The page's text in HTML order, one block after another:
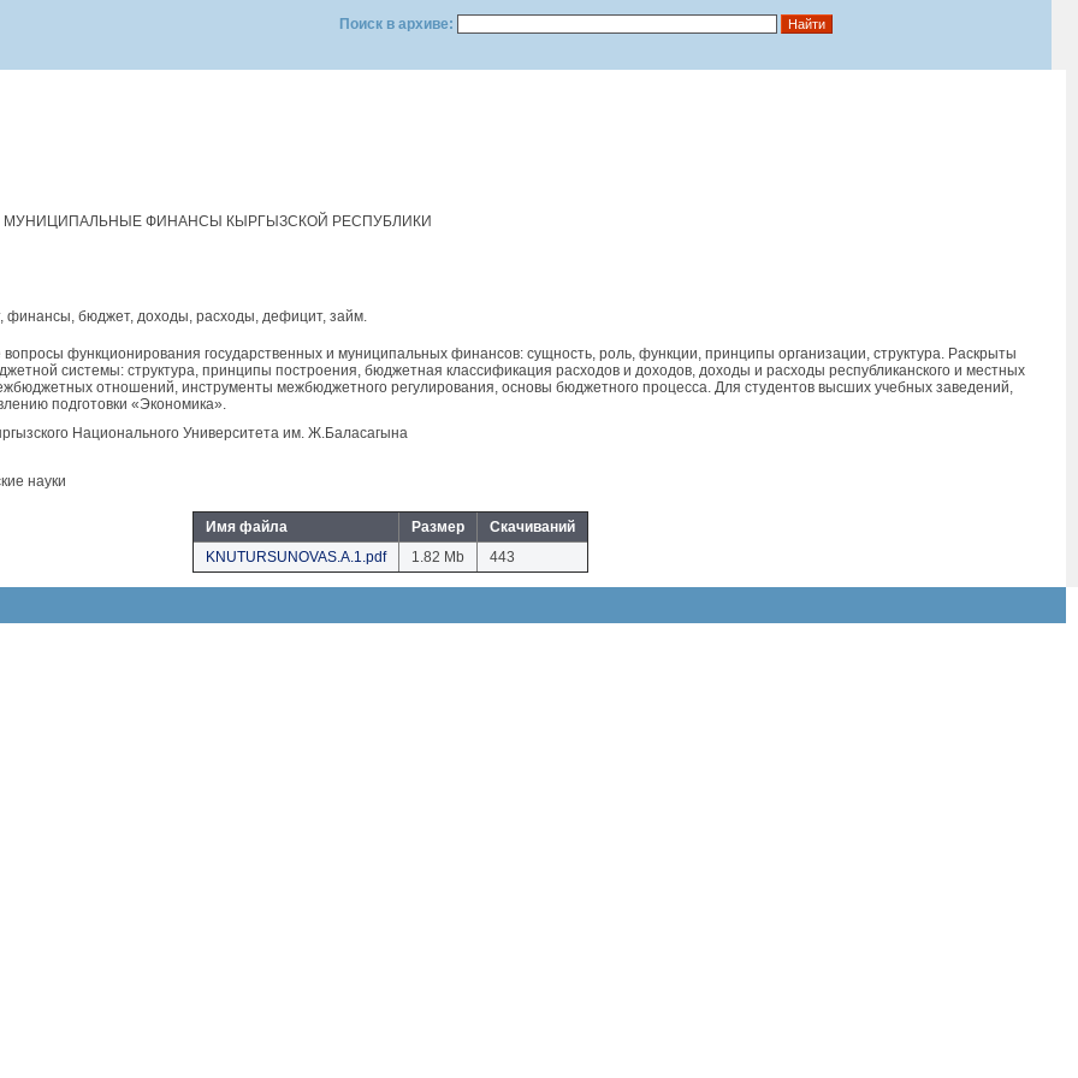
Поиск в архиве:
МУНИЦИПАЛЬНЫЕ ФИНАНСЫ КЫРГЫЗСКОЙ РЕСПУБЛИКИ
финансы, бюджет, доходы, расходы, дефицит, займ.
функционирования государственных и муниципальных финансов: сущность, роль, функции, принципы организации, структура. Раскрыты
системы: структура, принципы построения, бюджетная классификация расходов и доходов, доходы и расходы республиканского и местных
отношений, инструменты межбюджетного регулирования, основы бюджетного процесса. Для студентов высших учебных заведений,
подготовки «Экономика».
Национального Университета им. Ж.Баласагына
науки
Имя файла Размер
Скачиваний
KNUTURSUNOVAS.A.1.pdf
1.82 Mb 443